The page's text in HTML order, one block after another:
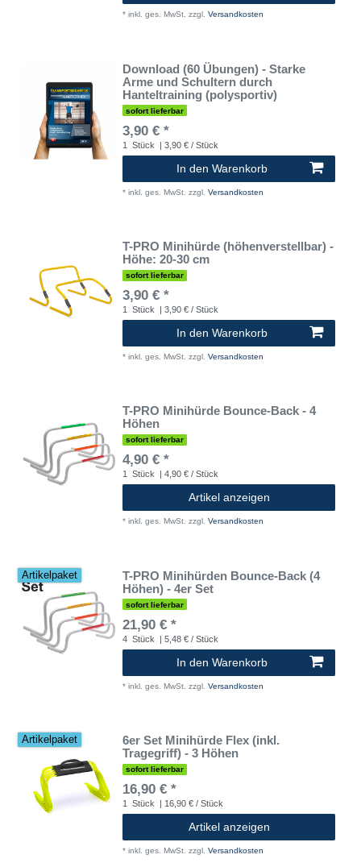
* inkl. ges. MwSt. zzgl. Versandkosten
Download (60 Übungen) - Starke
Arme und Schultern durch
Hanteltraining (polysportiv)
sofort lieferbar
3,90 € *
1 Stück | 3,90 € / Stück
In den Warenkorb
* inkl. ges. MwSt. zzgl. Versandkosten
T-PRO Minihürde (höhenverstellbar) -
Höhe: 20-30 cm
sofort lieferbar
3,90 € *
1 Stück | 3,90 € / Stück
In den Warenkorb
* inkl. ges. MwSt. zzgl. Versandkosten
T-PRO Minihürde Bounce-Back - 4
Höhen
sofort lieferbar
4,90 € *
1 Stück | 4,90 € / Stück
Artikel anzeigen
* inkl. ges. MwSt. zzgl. Versandkosten
Artikelpaket
T-PRO Minihürden Bounce-Back (4
Höhen) - 4er Set
sofort lieferbar
21,90 € *
4 Stück | 5,48 € / Stück
In den Warenkorb
* inkl. ges. MwSt. zzgl. Versandkosten
Artikelpaket
6er Set Minihürde Flex (inkl.
Tragegriff) - 3 Höhen
sofort lieferbar
16,90 € *
1 Stück | 16,90 € / Stück
Artikel anzeigen
* inkl. ges. MwSt. zzgl. Versandkosten